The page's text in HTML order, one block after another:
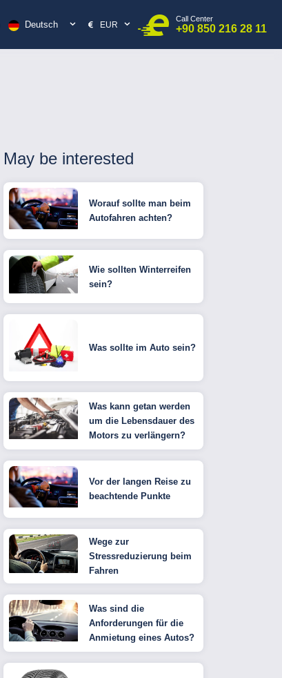
Deutsch EUR
Call Center
+90 850 216 28 11
May be interested
Worauf sollte man beim
Autofahren achten?
Wie sollten Winterreifen
sein?
Was sollte im Auto sein?
Was kann getan werden
um die Lebensdauer des
Motors zu verlängern?
Vor der langen Reise zu
beachtende Punkte
Wege zur
Stressreduzierung beim
Fahren
Was sind die
Anforderungen für die
Anmietung eines Autos?